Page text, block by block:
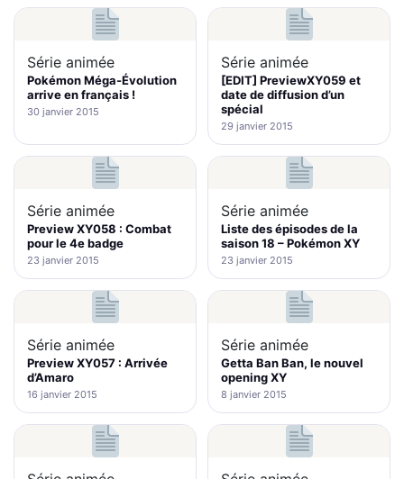
Série animée
Pokémon Méga-Évolution
arrive en français !
30 janvier 2015
Série animée
[EDIT] PreviewXY059 et
date de diffusion d’un
spécial
29 janvier 2015
Série animée
Preview XY058 : Combat
pour le 4e badge
23 janvier 2015
Série animée
Liste des épisodes de la
saison 18 – Pokémon XY
23 janvier 2015
Série animée
Preview XY057 : Arrivée
d’Amaro
16 janvier 2015
Série animée
Getta Ban Ban, le nouvel
opening XY
8 janvier 2015